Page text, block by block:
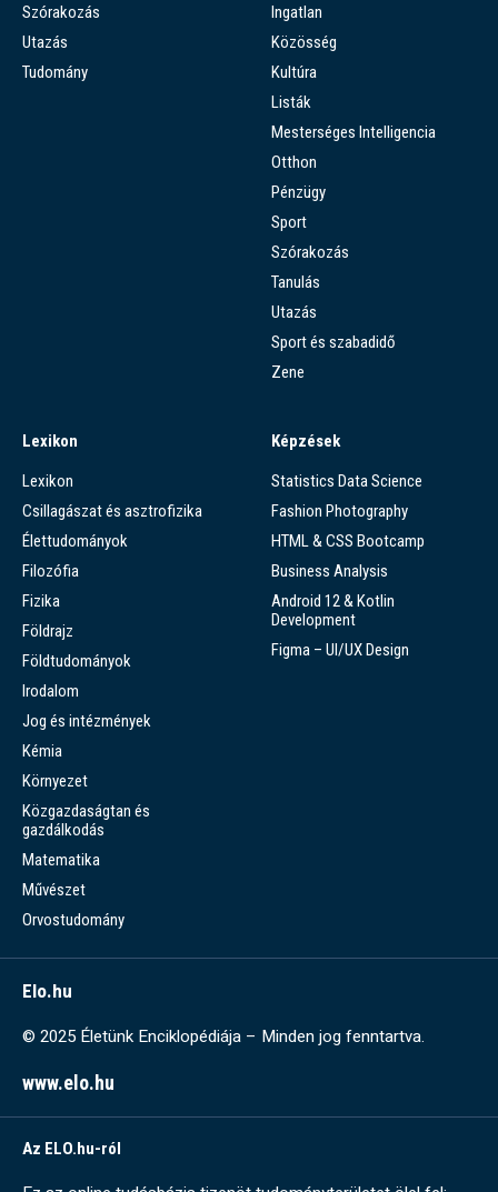
Szórakozás
Utazás
Tudomány
Ingatlan
Közösség
Kultúra
Listák
Mesterséges Intelligencia
Otthon
Pénzügy
Sport
Szórakozás
Tanulás
Utazás
Sport és szabadidő
Zene
Lexikon
Lexikon
Csillagászat és asztrofizika
Élettudományok
Filozófia
Fizika
Földrajz
Földtudományok
Irodalom
Jog és intézmények
Kémia
Környezet
Közgazdaságtan és
gazdálkodás
Matematika
Művészet
Orvostudomány
Képzések
Statistics Data Science
Fashion Photography
HTML & CSS Bootcamp
Business Analysis
Android 12 & Kotlin
Development
Figma – UI/UX Design
Elo.hu
© 2025 Életünk Enciklopédiája – Minden jog fenntartva.
www.elo.hu
Az ELO.hu-ról